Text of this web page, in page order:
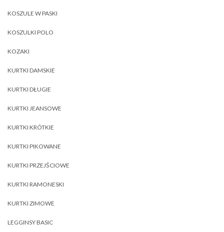
KOSZULE W PASKI
KOSZULKI POLO
KOZAKI
KURTKI DAMSKIE
KURTKI DŁUGIE
KURTKI JEANSOWE
KURTKI KRÓTKIE
KURTKI PIKOWANE
KURTKI PRZEJŚCIOWE
KURTKI RAMONESKI
KURTKI ZIMOWE
LEGGINSY BASIC